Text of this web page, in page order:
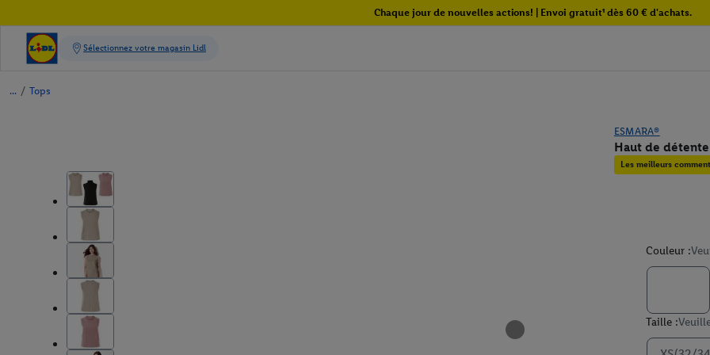
Chaque jour de nouvelles actions! | Envoi gratuit¹ dès 60 € d'achats.
/ Tops
ESMARA®
Haut de
Les meilleurs
Couleur :
Taille :